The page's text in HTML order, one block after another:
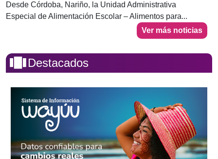
Desde Córdoba, Nariño, la Unidad Administrativa
Especial de Alimentación Escolar – Alimentos para...
Ver más noticias
Destacados